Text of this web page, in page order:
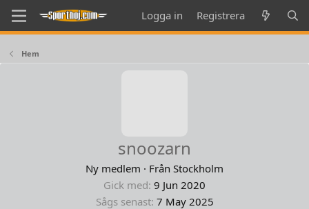
Logga in Registrera
Hem
snoozarn
Ny medlem · Från Stockholm
Gick med 9 Jun 2020
Sågs senast 7 May 2025